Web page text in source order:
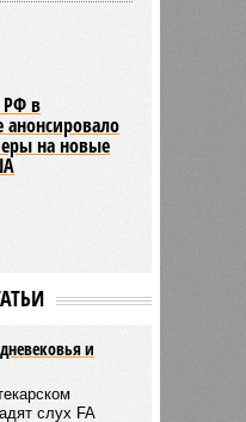
РФ в
анонсировало
на новые
и
слух FA